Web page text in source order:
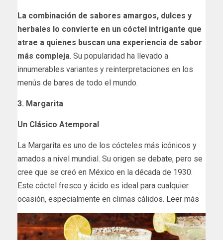
La combinación de sabores amargos, dulces y
herbales lo convierte en un cóctel intrigante que
atrae a quienes buscan una experiencia de sabor
más compleja. Su popularidad ha llevado a
innumerables variantes y reinterpretaciones en los
menús de bares de todo el mundo.
3. Margarita
Un Clásico Atemporal
La Margarita es uno de los cócteles más icónicos y
amados a nivel mundial. Su origen se debate, pero se
cree que se creó en México en la década de 1930.
Este cóctel fresco y ácido es ideal para cualquier
ocasión, especialmente en climas cálidos. Leer más